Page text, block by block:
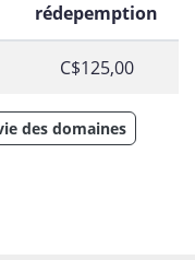
rédepemption
C$125,00
des domaines